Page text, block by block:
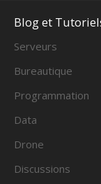
Blog et
Serveurs
Bureautique
Programmation
Data
Drone
Discussions